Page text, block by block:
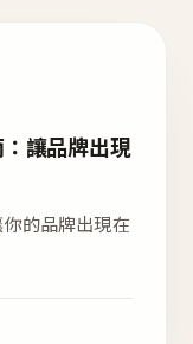
讓品牌出現
的品牌出現在